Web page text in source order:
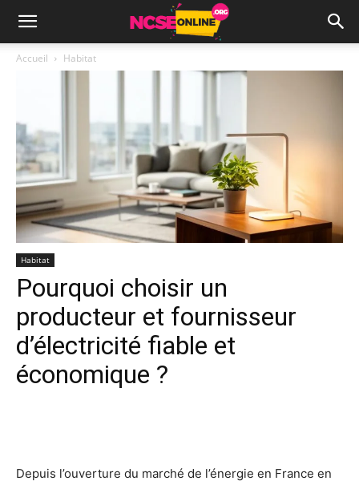
Accueil Habitat
Habitat
Pourquoi choisir un
producteur et fournisseur
d’électricité fiable et
économique ?
Depuis l’ouverture du marché de l’énergie en France en